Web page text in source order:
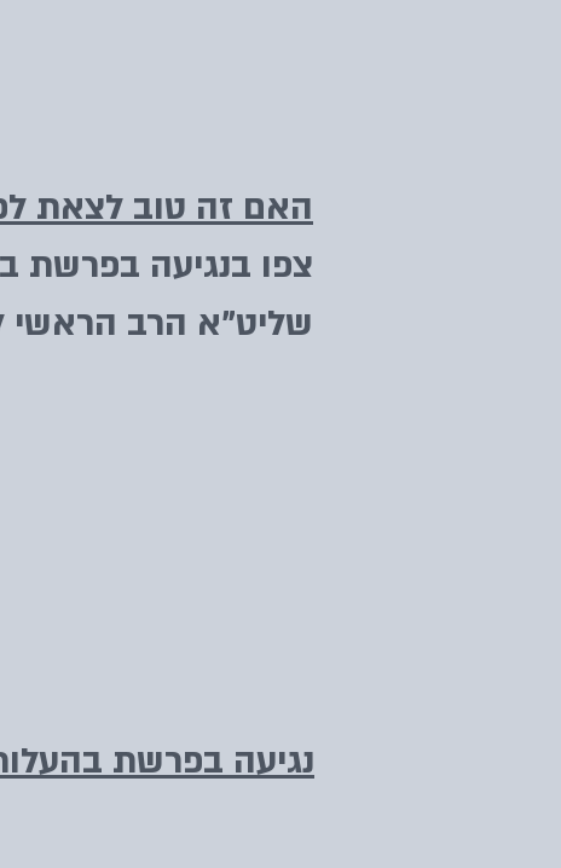
האם זה טוב לצאת
צפו בנגיעה בפרשת
שליט"א הרב הראשי
נגיעה בפרשת